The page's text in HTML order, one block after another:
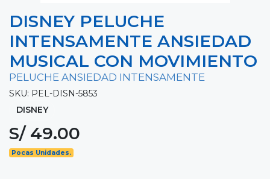
DISNEY PELUCHE
INTENSAMENTE ANSIEDAD
MUSICAL CON MOVIMIENTO
PELUCHE ANSIEDAD INTENSAMENTE
SKU: PEL-DISN-5853
DISNEY
S/ 49.00
Pocas Unidades.